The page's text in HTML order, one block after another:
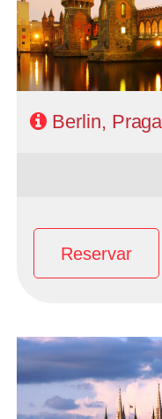
Berlin,
Reservar
- Salidas: Martes
- Ruta: 3 noches
- Categoría hotelera: 4*
- Régimen: AD + 1